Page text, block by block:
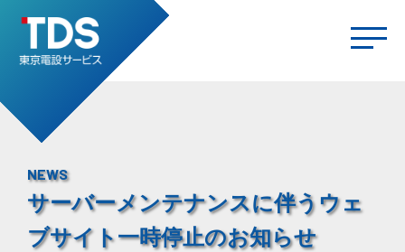
NEWS
サーバーメンテナンスに伴うウェ
ブサイト一時停止のお知らせ